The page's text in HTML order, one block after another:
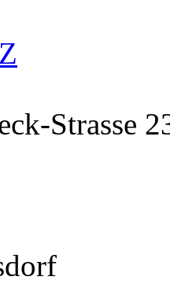
Strasse